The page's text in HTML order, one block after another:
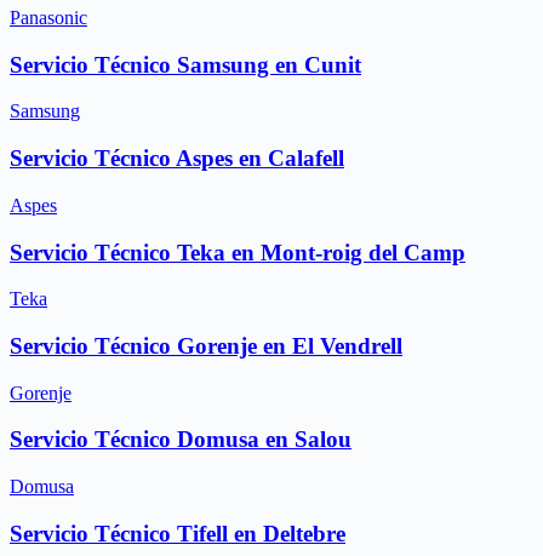
Panasonic
Servicio Técnico Samsung en Cunit
Samsung
Servicio Técnico Aspes en Calafell
Aspes
Servicio Técnico Teka en Mont-roig del Camp
Teka
Servicio Técnico Gorenje en El Vendrell
Gorenje
Servicio Técnico Domusa en Salou
Domusa
Servicio Técnico Tifell en Deltebre